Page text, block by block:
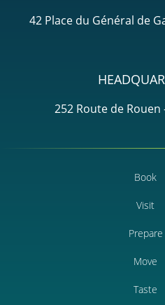
42 Place du Général de
252 Route de Rouen
Book
Visit
Prepare
Move
Taste